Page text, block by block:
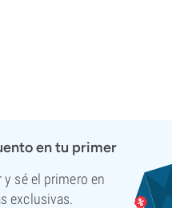
en tu primer
sé el primero en
exclusivas.